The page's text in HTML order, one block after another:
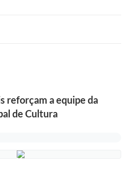
reforçam a equipe da
de Cultura